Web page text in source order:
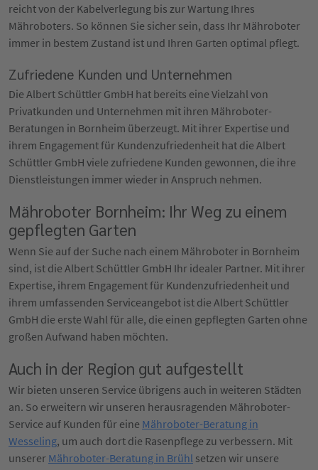
reicht von der Kabelverlegung bis zur Wartung Ihres
Mähroboters. So können Sie sicher sein, dass Ihr Mähroboter
immer in bestem Zustand ist und Ihren Garten optimal pflegt.
Zufriedene Kunden und Unternehmen
Die Albert Schüttler GmbH hat bereits eine Vielzahl von
Privatkunden und Unternehmen mit ihren Mähroboter-
Beratungen in Bornheim überzeugt. Mit ihrer Expertise und
ihrem Engagement für Kundenzufriedenheit hat die Albert
Schüttler GmbH viele zufriedene Kunden gewonnen, die ihre
Dienstleistungen immer wieder in Anspruch nehmen.
Mähroboter Bornheim: Ihr Weg zu einem
gepflegten Garten
Wenn Sie auf der Suche nach einem Mähroboter in Bornheim
sind, ist die Albert Schüttler GmbH Ihr idealer Partner. Mit ihrer
Expertise, ihrem Engagement für Kundenzufriedenheit und
ihrem umfassenden Serviceangebot ist die Albert Schüttler
GmbH die erste Wahl für alle, die einen gepflegten Garten ohne
großen Aufwand haben möchten.
Auch in der Region gut aufgestellt
Wir bieten unseren Service übrigens auch in weiteren Städten
an. So erweitern wir unseren herausragenden Mähroboter-
Service auf Kunden für eine Mähroboter-Beratung in
Wesseling, um auch dort die Rasenpflege zu verbessern. Mit
unserer Mähroboter-Beratung in Brühl setzen wir unsere